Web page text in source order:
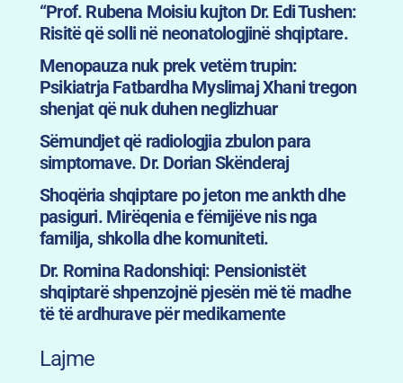
“Prof. Rubena Moisiu kujton Dr. Edi Tushen:
Risitë që solli në neonatologjinë shqiptare.
Menopauza nuk prek vetëm trupin:
Psikiatrja Fatbardha Myslimaj Xhani tregon
shenjat që nuk duhen neglizhuar
Sëmundjet që radiologjia zbulon para
simptomave. Dr. Dorian Skënderaj
Shoqëria shqiptare po jeton me ankth dhe
pasiguri. Mirëqenia e fëmijëve nis nga
familja, shkolla dhe komuniteti.
Dr. Romina Radonshiqi: Pensionistët
shqiptarë shpenzojnë pjesën më të madhe
të të ardhurave për medikamente
Lajme